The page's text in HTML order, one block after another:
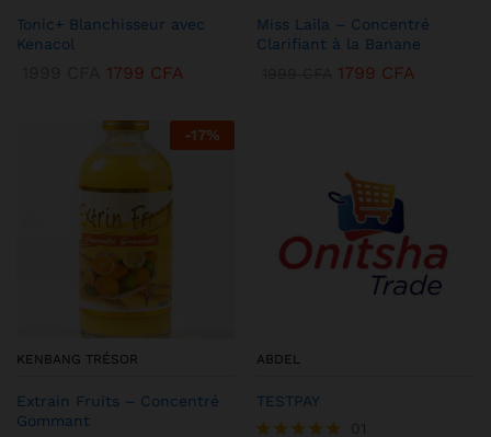
Tonic+ Blanchisseur avec
Kenacol
1799 CFA
Miss Laila – Concentré
Clarifiant à la Banane
1799 CFA
-17%
KENBANG TRÉSOR
Extrain Fruits – Concentré
Gommant
ABDEL
TESTPAY